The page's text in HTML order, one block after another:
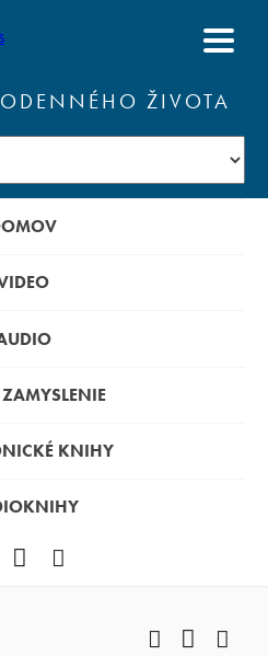
ŽIVOTA
KNIHY
Facebook
YouTube
Facebook